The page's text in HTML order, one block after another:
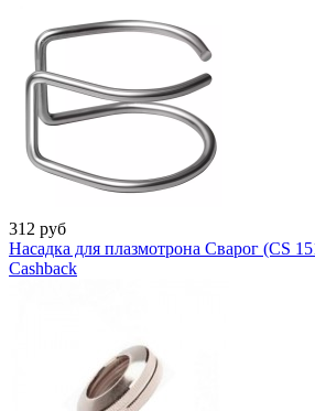
312 руб
Насадка для плазмотрона Сварог (CS
Cashback